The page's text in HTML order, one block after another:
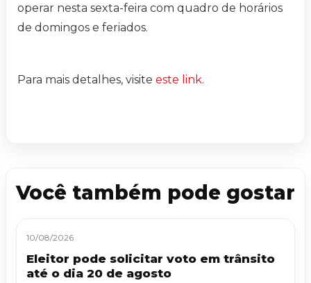
operar nesta sexta-feira com quadro de horários
de domingos e feriados.
Para mais detalhes, visite este link.
Você também pode gostar
10/08/2026
Eleitor pode solicitar voto em trânsito
até o dia 20 de agosto